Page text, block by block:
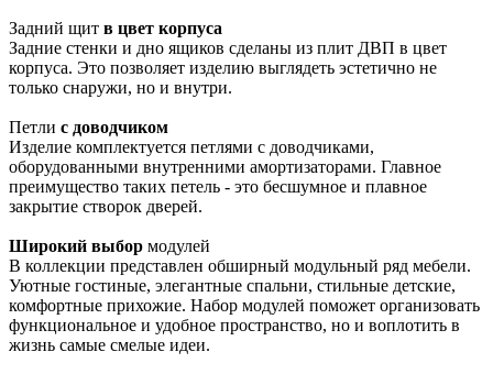
Задний щит в цвет корпуса
Задние стенки и дно ящиков сделаны из плит ДВП в цвет
корпуса. Это позволяет изделию выглядеть эстетично не
только снаружи, но и внутри.
Петли с доводчиком
Изделие комплектуется петлями с доводчиками,
оборудованными внутренними амортизаторами. Главное
преимущество таких петель - это бесшумное и плавное
закрытие створок дверей.
Широкий выбор модулей
В коллекции представлен обширный модульный ряд мебели.
Уютные гостиные, элегантные спальни, стильные детские,
комфортные прихожие. Набор модулей поможет организовать
функциональное и удобное пространство, но и воплотить в
жизнь самые смелые идеи.